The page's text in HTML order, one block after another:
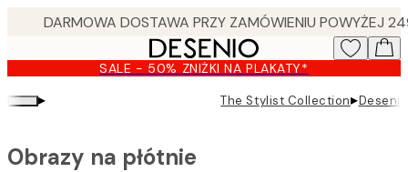
content.
SALE - 50% ZNIŻKI NA PLAKATY*
▸ The Stylist Collection▸
Obrazy na płótnie